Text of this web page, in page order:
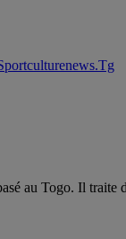
au Togo. Il